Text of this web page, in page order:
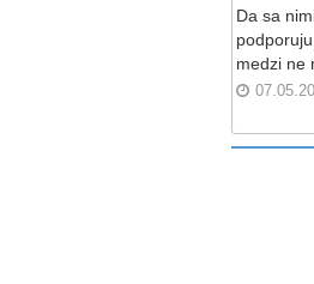
Da sa
medzi ne